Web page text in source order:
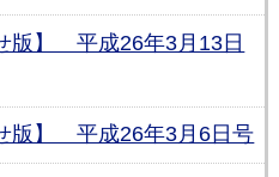
版】 平成26年3月13日
版】 平成26年3月6日号